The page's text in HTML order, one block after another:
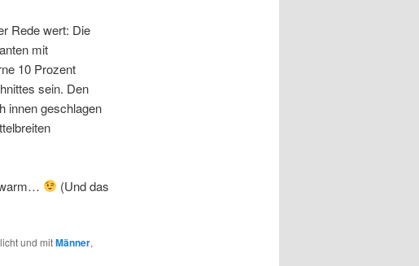
Rede wert: Die
mit
10 Prozent
sein. Den
innen geschlagen
(Und das
und mitMänner,